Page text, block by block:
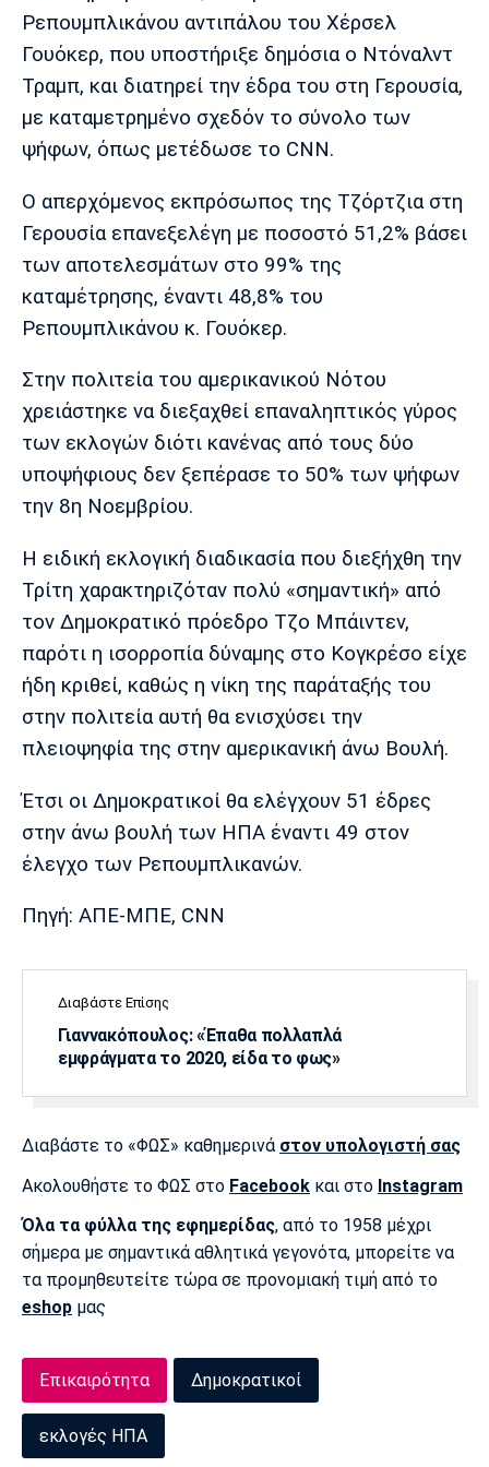
Πολιτισμός
Τραγούδια
Cine Spot
Running
Media
Παρασκήνιο
Πρόγραμμα TV
Ιωνικός Κηφισιά Πανσερραϊκός
Μπαρτσελόνα
Ρεάλ
Μαδρίτης
Ατλέτικο
Μαδρίτης
Μάντσεστερ
Γιουνάιτεντ
Άρσεναλ
Λίβερπουλ
Ίντερ Μίλαν Μπάγερν
Μπορούσια
Παρί Σεν
Μαρσέιγ
Ρεπουμπλικάνου αντιπάλου του Χέρσελ
Γουόκερ, που υποστήριξε δημόσια ο Ντόναλντ
Τραμπ, και διατηρεί την έδρα του στη Γερουσία,
με καταμετρημένο σχεδόν το σύνολο των
ψήφων, όπως μετέδωσε το CNN.
Ο απερχόμενος εκπρόσωπος της Τζόρτζια στη
Γερουσία επανεξελέγη με ποσοστό 51,2% βάσει
των αποτελεσμάτων στο 99% της
καταμέτρησης, έναντι 48,8% του
Ρεπουμπλικάνου κ. Γουόκερ.
Στην πολιτεία του αμερικανικού Νότου
χρειάστηκε να διεξαχθεί επαναληπτικός γύρος
των εκλογών διότι κανένας από τους δύο
υποψήφιους δεν ξεπέρασε το 50% των ψήφων
την 8η Νοεμβρίου.
Η ειδική εκλογική διαδικασία που διεξήχθη την
Τρίτη χαρακτηριζόταν πολύ «σημαντική» από
τον Δημοκρατικό πρόεδρο Τζο Μπάιντεν,
παρότι η ισορροπία δύναμης στο Κογκρέσο είχε
ήδη κριθεί, καθώς η νίκη της παράταξής του
στην πολιτεία αυτή θα ενισχύσει την
πλειοψηφία της στην αμερικανική άνω Βουλή.
Έτσι οι Δημοκρατικοί θα ελέγχουν 51 έδρες
στην άνω βουλή των ΗΠΑ έναντι 49 στον
έλεγχο των Ρεπουμπλικανών.
Πηγή: ΑΠΕ-ΜΠΕ, CNN
Διαβάστε Επίσης
Γιαννακόπουλος: «Έπαθα πολλαπλά
εμφράγματα το 2020, είδα το φως»
Διαβάστε το «ΦΩΣ» καθημερινά στον υπολογιστή σας
Ακολουθήστε το ΦΩΣ στο Facebook και στο Instagram
Όλα τα φύλλα της εφημερίδας, από το 1958 μέχρι
σήμερα με σημαντικά αθλητικά γεγονότα, μπορείτε να
τα προμηθευτείτε τώρα σε προνομιακή τιμή από το
eshop μας
Επικαιρότητα Δημοκρατικοί
εκλογές ΗΠΑ